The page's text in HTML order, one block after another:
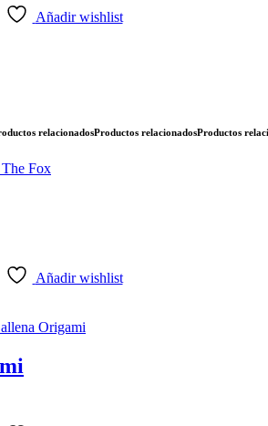
Añadir wishlist
relacionadosProductos relacionadosProductos
Añadir wishlist